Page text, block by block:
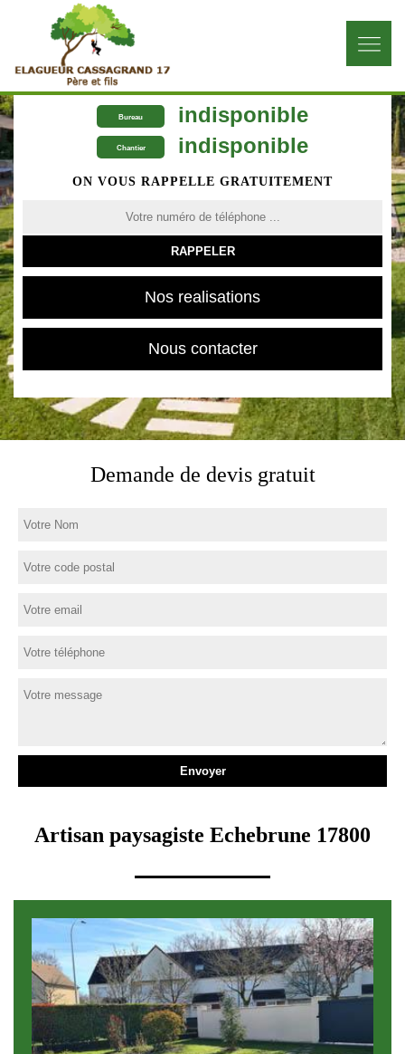
Bureau indisponible
Chantier indisponible
ON VOUS RAPPELLE GRATUITEMENT
Nos realisations
Nous contacter
Demande de devis gratuit
Artisan paysagiste Echebrune 17800